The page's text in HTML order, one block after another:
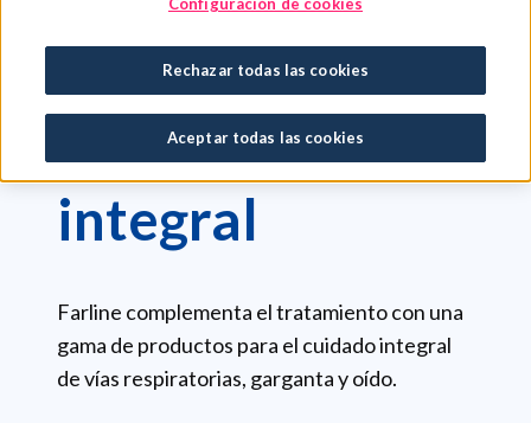
CONGESTIÓN, OÍDO Y GARGANTA
Siente el alivio
integral
Farline complementa el tratamiento con una
gama de productos para el cuidado integral
de vías respiratorias, garganta y oído.
Rechazar todas las cookies
Aceptar todas las cookies